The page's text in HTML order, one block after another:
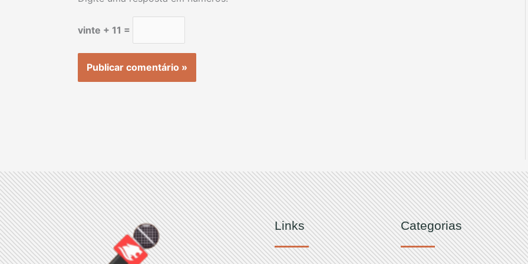
vinte + 11 =
Links Categorias